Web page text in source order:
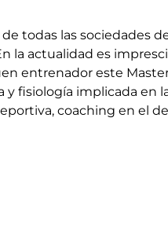
todas las sociedades
la actualidad es
entrenador este
fisiología implicada en
coaching en el